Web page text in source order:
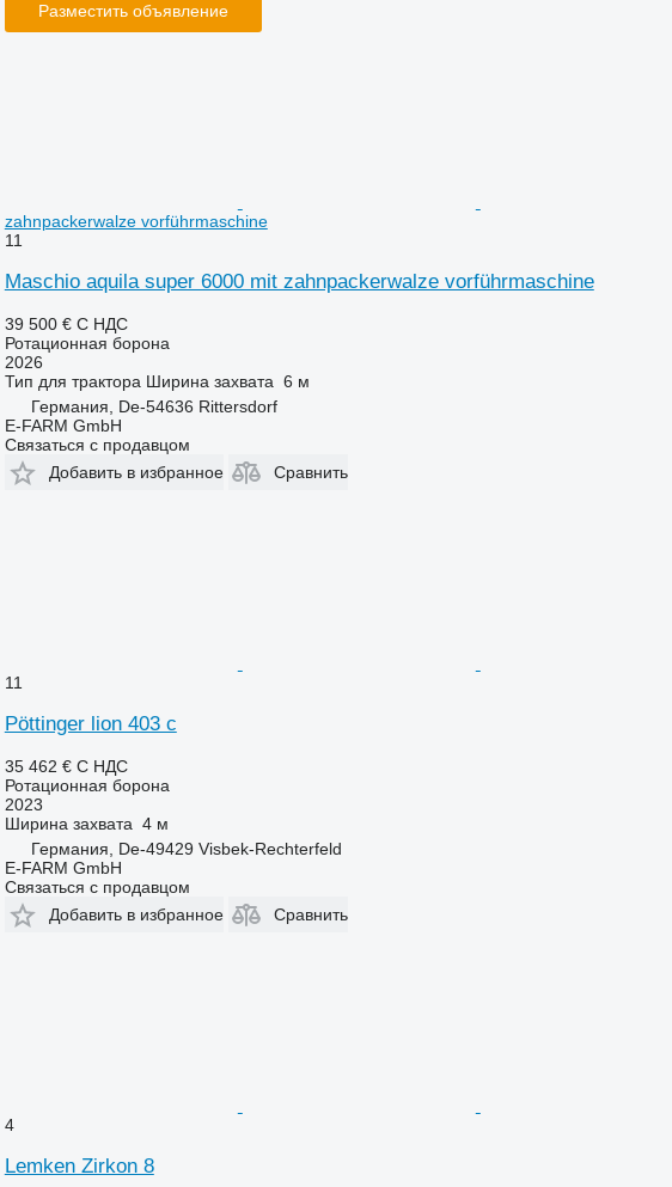
Разместить объявление
zahnpackerwalze vorführmaschine
11
Maschio aquila super 6000 mit zahnpackerwalze vorführmaschine
39 500 € С НДС
Ротационная борона
2026
Тип для трактора Ширина захвата 6 м
Германия, De-54636 Rittersdorf
E-FARM GmbH
Связаться с продавцом
Добавить в избранное
Сравнить
11
Pöttinger lion 403 c
35 462 € С НДС
Ротационная борона
2023
Ширина захвата 4 м
Германия, De-49429 Visbek-Rechterfeld
E-FARM GmbH
Связаться с продавцом
Добавить в избранное
Сравнить
4
Lemken Zirkon 8